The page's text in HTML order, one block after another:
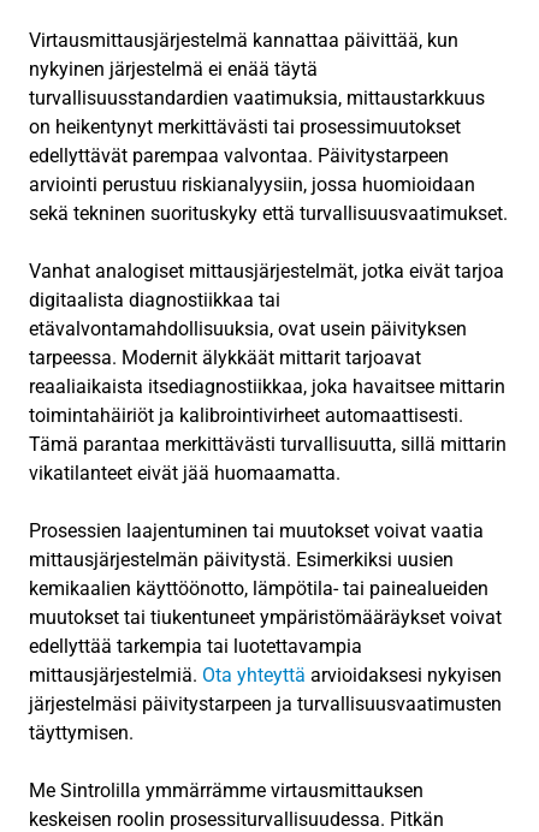
Virtausmittausjärjestelmä kannattaa päivittää, kun
nykyinen järjestelmä ei enää täytä
turvallisuusstandardien vaatimuksia, mittaustarkkuus
on heikentynyt merkittävästi tai prosessimuutokset
edellyttävät parempaa valvontaa. Päivitystarpeen
arviointi perustuu riskianalyysiin, jossa huomioidaan
sekä tekninen suorituskyky että turvallisuusvaatimukset.
Vanhat analogiset mittausjärjestelmät, jotka eivät tarjoa
digitaalista diagnostiikkaa tai
etävalvontamahdollisuuksia, ovat usein päivityksen
tarpeessa. Modernit älykkäät mittarit tarjoavat
reaaliaikaista itsediagnostiikkaa, joka havaitsee mittarin
toimintahäiriöt ja kalibrointivirheet automaattisesti.
Tämä parantaa merkittävästi turvallisuutta, sillä mittarin
vikatilanteet eivät jää huomaamatta.
Prosessien laajentuminen tai muutokset voivat vaatia
mittausjärjestelmän päivitystä. Esimerkiksi uusien
kemikaalien käyttöönotto, lämpötila- tai painealueiden
muutokset tai tiukentuneet ympäristömääräykset voivat
edellyttää tarkempia tai luotettavampia
mittausjärjestelmiä. Ota yhteyttä arvioidaksesi nykyisen
järjestelmäsi päivitystarpeen ja turvallisuusvaatimusten
täyttymisen.
Me Sintrolilla ymmärrämme virtausmittauksen
keskeisen roolin prosessiturvallisuudessa. Pitkän